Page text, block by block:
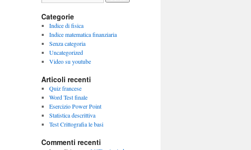
Categorie
Indice di fisica
Indice matematica finanziaria
Senza categoria
Uncategorized
Video su youtube
Articoli recenti
Quiz francese
Word Test finale
Esercizio Power Point
Statistica descrittiva
Test Crittografia le basi
Commenti recenti